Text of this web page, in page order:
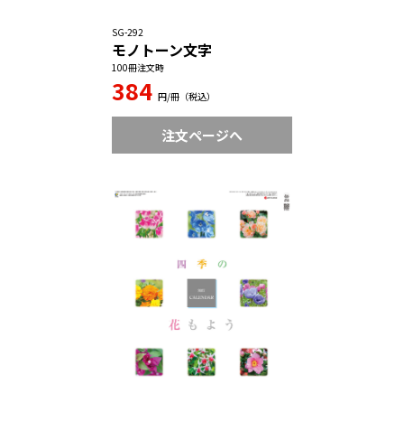
SG-292
モノトーン文字
100冊注文時
384 円/冊（税込）
注文ページへ